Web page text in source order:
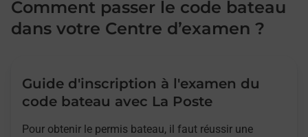
Comment passer le code bateau
dans votre Centre d’examen ?
Guide d'inscription à l'examen du
code bateau avec La Poste
Pour obtenir le permis bateau, il faut réussir une